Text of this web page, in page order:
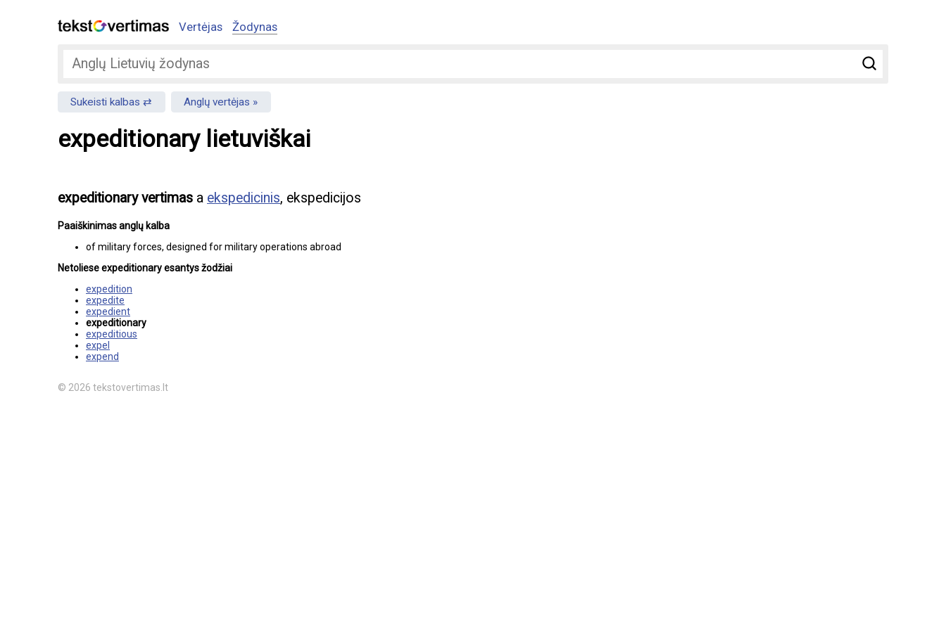
Vertėjas Žodynas
Sukeisti kalbas Anglų vertėjas
expeditionary lietuviškai
expeditionary vertimas a ekspedicinis, ekspedicijos
Paaiškinimas anglų kalba
of military forces, designed for military operations abroad
Netoliese expeditionary esantys žodžiai
expedition
expedite
expedient
expeditionary
expeditious
expel
expend
© 2026 tekstovertimas.lt